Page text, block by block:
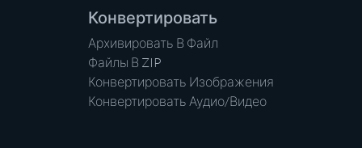
Конвертировать
Архивировать В Файл
Файлы В ZIP
Конвертировать Изображения
Конвертировать Аудио/Видео